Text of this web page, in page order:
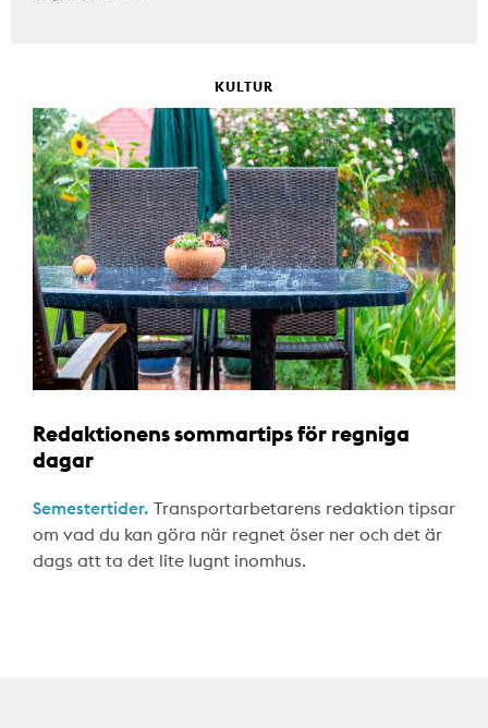
KULTUR
Redaktionens sommartips för regniga
dagar
Semestertider. Transportarbetarens redaktion tipsar
om vad du kan göra när regnet öser ner och det är
dags att ta det lite lugnt inomhus.